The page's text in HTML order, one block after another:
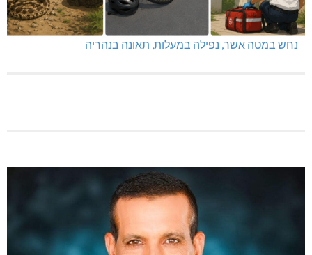
נחש במטה אשר, נפילה במעלות, תאונה בנהריה